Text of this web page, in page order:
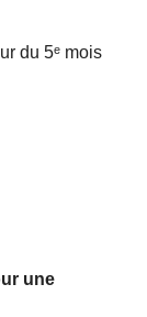
du 5ᵉ mois
une